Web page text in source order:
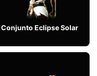
Conjunto Eclipse Solar